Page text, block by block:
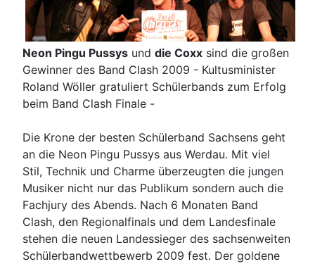
Neon Pingu Pussys und die Coxx sind die großen
Gewinner des Band Clash 2009 - Kultusminister
Roland Wöller gratuliert Schülerbands zum Erfolg
beim Band Clash Finale -
Die Krone der besten Schülerband Sachsens geht
an die Neon Pingu Pussys aus Werdau. Mit viel
Stil, Technik und Charme überzeugten die jungen
Musiker nicht nur das Publikum sondern auch die
Fachjury des Abends. Nach 6 Monaten Band
Clash, den Regionalfinals und dem Landesfinale
stehen die neuen Landessieger des sachsenweiten
Schülerbandwettbewerb 2009 fest. Der goldene